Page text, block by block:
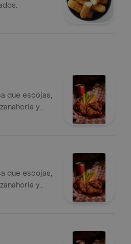
que escojas,
y
que escojas,
y